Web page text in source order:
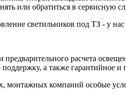
или обратиться в сервисную
светильников под ТЗ - у
расчета
а также гарантийное и
монтажных компаний особые